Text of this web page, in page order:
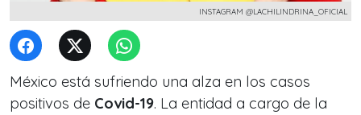
INSTAGRAM @LACHILINDRINA_OFICIAL
México está sufriendo una alza en los casos
positivos de Covid-19. La entidad a cargo de la